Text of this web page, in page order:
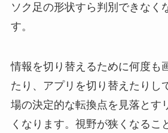
ソク足の形状すら判別できなく
す。
情報を切り替えるために何度も
たり、アプリを切り替えたりし
場の決定的な転換点を見落とす
くなります。視野が狭くなるこ